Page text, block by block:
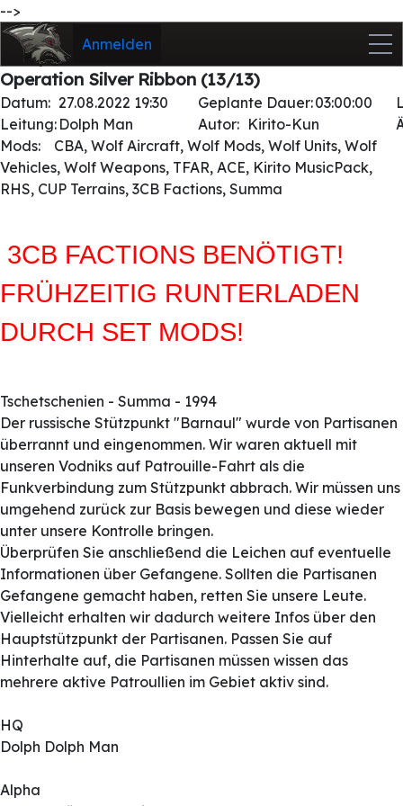
-->
Anmelden
Operation Silver Ribbon (13/13)
Datum: 27.08.2022 19:30 Geplante Dauer:03:00:00
Leitung: Dolph Man Autor: Kirito-Kun
Mods:
CBA, Wolf Aircraft, Wolf Mods, Wolf Units, Wolf
Vehicles, Wolf Weapons, TFAR, ACE, Kirito MusicPack,
RHS, CUP Terrains, 3CB Factions, Summa
3CB FACTIONS BENÖTIGT!
FRÜHZEITIG RUNTERLADEN
DURCH SET MODS!
Tschetschenien - Summa - 1994
Der russische Stützpunkt "Barnaul" wurde von Partisanen
überrannt und eingenommen. Wir waren aktuell mit
unseren Vodniks auf Patrouille-Fahrt als die
Funkverbindung zum Stützpunkt abbrach. Wir müssen uns
umgehend zurück zur Basis bewegen und diese wieder
unter unsere Kontrolle bringen.
Überprüfen Sie anschließend die Leichen auf eventuelle
Informationen über Gefangene. Sollten die Partisanen
Gefangene gemacht haben, retten Sie unsere Leute.
Vielleicht erhalten wir dadurch weitere Infos über den
Hauptstützpunkt der Partisanen. Passen Sie auf
Hinterhalte auf, die Partisanen müssen wissen das
mehrere aktive Patroullien im Gebiet aktiv sind.
HQ
Dolph Dolph Man
Alpha